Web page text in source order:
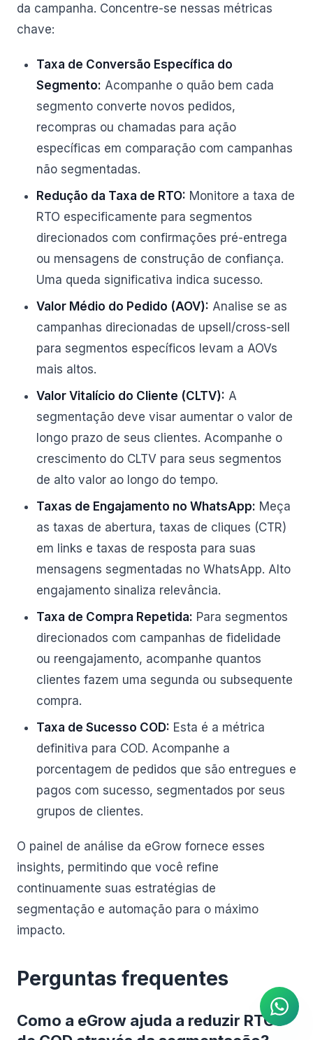
da campanha. Concentre-se nessas métricas
chave:
Taxa de Conversão Específica do
Segmento: Acompanhe o quão bem cada
segmento converte novos pedidos,
recompras ou chamadas para ação
específicas em comparação com campanhas
não segmentadas.
Redução da Taxa de RTO: Monitore a taxa de
RTO especificamente para segmentos
direcionados com confirmações pré-entrega
ou mensagens de construção de confiança.
Uma queda significativa indica sucesso.
Valor Médio do Pedido (AOV): Analise se as
campanhas direcionadas de upsell/cross-sell
para segmentos específicos levam a AOVs
mais altos.
Valor Vitalício do Cliente (CLTV): A
segmentação deve visar aumentar o valor de
longo prazo de seus clientes. Acompanhe o
crescimento do CLTV para seus segmentos
de alto valor ao longo do tempo.
Taxas de Engajamento no WhatsApp: Meça
as taxas de abertura, taxas de cliques (CTR)
em links e taxas de resposta para suas
mensagens segmentadas no WhatsApp. Alto
engajamento sinaliza relevância.
Taxa de Compra Repetida: Para segmentos
direcionados com campanhas de fidelidade
ou reengajamento, acompanhe quantos
clientes fazem uma segunda ou subsequente
compra.
Taxa de Sucesso COD: Esta é a métrica
definitiva para COD. Acompanhe a
porcentagem de pedidos que são entregues e
pagos com sucesso, segmentados por seus
grupos de clientes.
O painel de análise da eGrow fornece esses
insights, permitindo que você refine
continuamente suas estratégias de
segmentação e automação para o máximo
impacto.
Perguntas frequentes
Como a eGrow ajuda a reduzir RTOs